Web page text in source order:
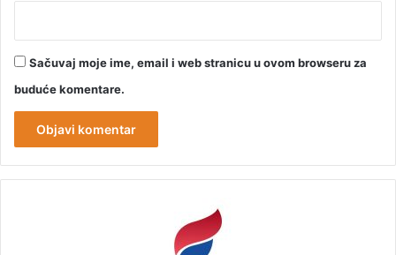
Sačuvaj moje ime, email i web stranicu u ovom browseru za
buduće komentare.